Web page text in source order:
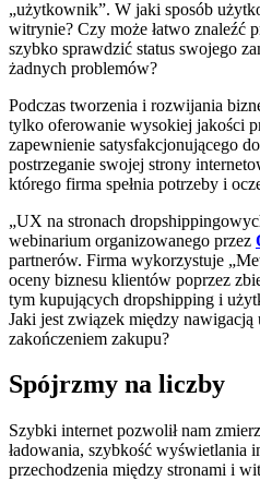
„użytkownik”. W jaki sposób
witrynie? Czy może łatwo znaleźć
szybko sprawdzić status swojego
żadnych problemów?
Podczas tworzenia i rozwijania
tylko oferowanie wysokiej jakości
zapewnienie satysfakcjonującego
postrzeganie swojej strony
którego firma spełnia potrzeby i
„UX na stronach
webinarium organizowanego przez
partnerów. Firma wykorzystuje
oceny biznesu klientów poprzez
tym kupujących dropshipping i
Jaki jest związek między
zakończeniem zakupu?
Spójrzmy na liczby
Szybki internet pozwolił nam
ładowania, szybkość wyświetlania
przechodzenia między stronami i